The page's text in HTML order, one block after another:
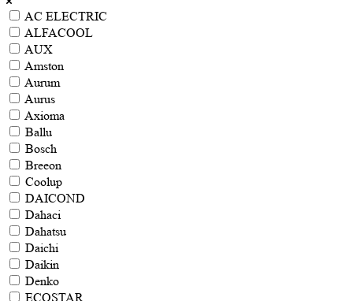
AC ELECTRIC
ALFACOOL
AUX
Amston
Aurum
Aurus
Axioma
Ballu
Bosch
Breeon
Coolup
DAICOND
Dahaci
Dahatsu
Daichi
Daikin
Denko
ECOSTAR